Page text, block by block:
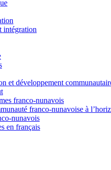
intégration
et développement
franco-nunavois
franco-nunavoise à
nunavois
en français